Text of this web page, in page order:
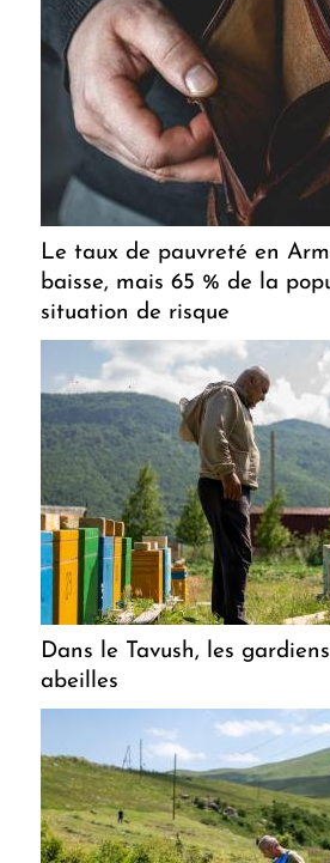
Le taux de pauvreté en
baisse, mais 65 % de la
situation de risque
Dans le Tavush, les
abeilles